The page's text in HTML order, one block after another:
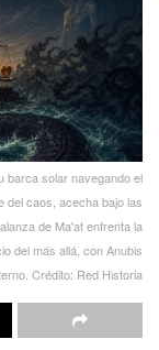
barca solar navegando el
del caos, acecha bajo las
de Ma'at enfrenta la
del más allá, con Anubis
Crédito: Red Historia